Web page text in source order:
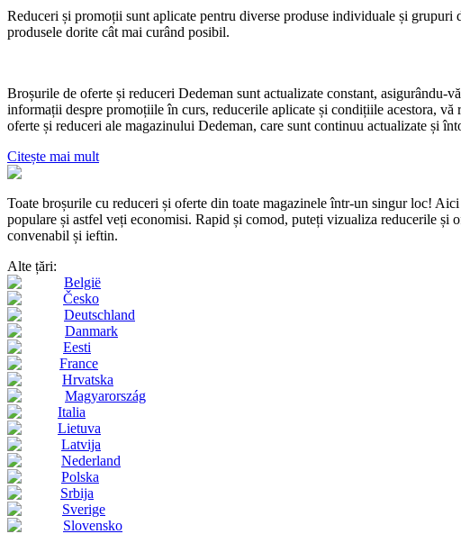
Reduceri și promoții sunt aplicate pentru diverse produse individuale și
produsele dorite cât mai curând posibil.
Broșurile de oferte și reduceri Dedeman sunt actualizate constant,
informații despre promoțiile în curs, reducerile aplicate și condițiile acestora,
oferte și reduceri ale magazinului Dedeman, care sunt continuu actualizate și
Citește mai mult
Toate broșurile cu reduceri și oferte din toate magazinele într-un singur loc!
populare și astfel veți economisi. Rapid și comod, puteți vizualiza reducerile și
convenabil și ieftin.
Alte țări:
België
Česko
Deutschland
Danmark
Eesti
France
Hrvatska
Magyarország
Italia
Lietuva
Latvija
Nederland
Polska
Srbija
Sverige
Slovensko